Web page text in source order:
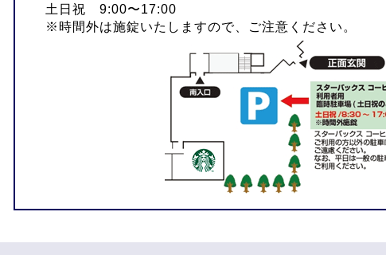
土日祝 9:00〜17:00
※時間外は施錠いたしますので、ご注意ください。